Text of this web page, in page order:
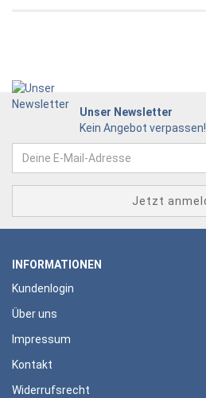
Unser Newsletter
Kein Angebot verpassen!
INFORMATIONEN
Kundenlogin
Über uns
Impressum
Kontakt
Widerrufsrecht